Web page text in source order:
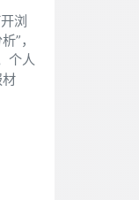
浏
”，
个人